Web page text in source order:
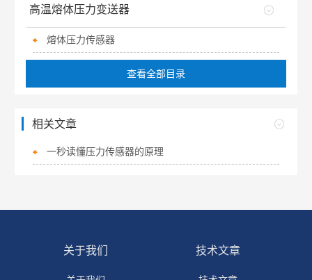
高温熔体压力变送器
熔体压力传感器
查看全部目录
相关文章
一秒读懂压力传感器的原理
关于我们 技术文章